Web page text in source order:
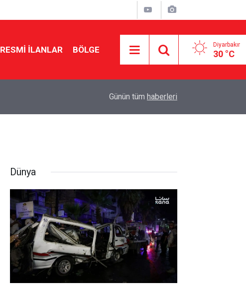
RESMI İLANLAR BÖLGE Diyarbakır
30 °C
Diyarbakır’da düğün salonunda kavga: 5 yaralı
Günün tüm haberleri
Dünya